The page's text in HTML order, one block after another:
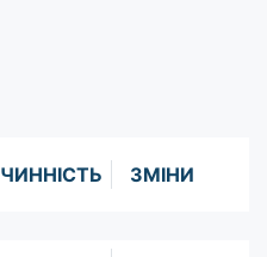
ЧИННІСТЬ ЗМІНИ